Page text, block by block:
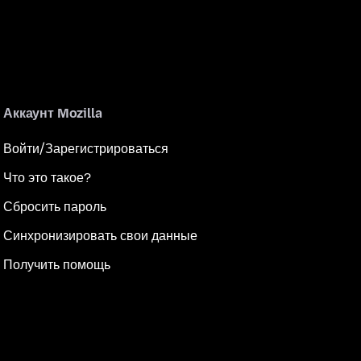
Аккаунт Mozilla
Войти/Зарегистрироваться
Что это такое?
Сбросить пароль
Синхронизировать свои данные
Получить помощь